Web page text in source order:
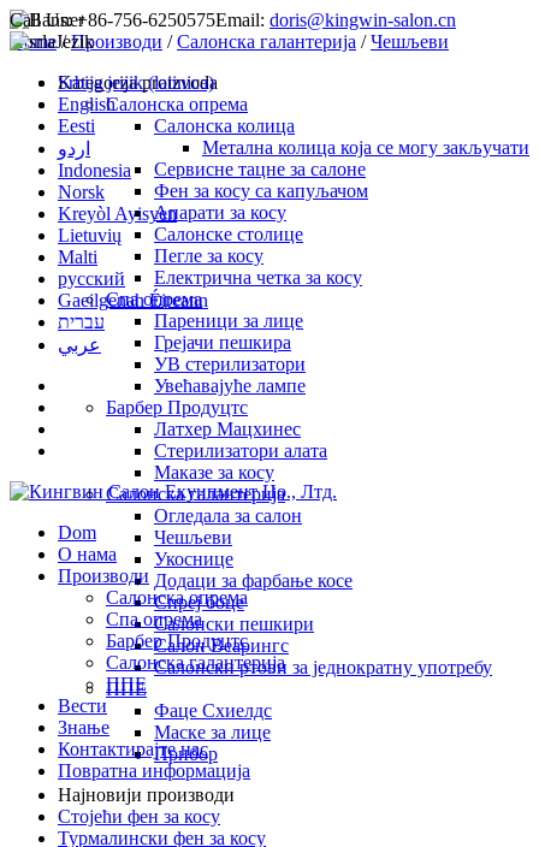
Call Us: +86-756-6250575Email: doris@kingwin-salon.cn
Jezik
Srbija jezik (latinica)
English
Eesti
اردو
Indonesia
Norsk
Kreyòl Ayisyen
Lietuvių
Malti
русский
Gaeilgenah Éireann
עברית
عربي
Dom
О нама
Производи
Салонска опрема
Спа опрема
Барбер Продуцтс
Салонска галантерија
ППЕ
Вести
Знање
Контактирајте нас
Повратна информација
Home/Производи /Салонска галантерија /Чешљеви
Kategorija proizvoda
Салонска опрема
Салонска колица
Метална колица која се могу закључати
Сервисне тацне за салоне
Фен за косу са капуљачом
Апарати за косу
Салонске столице
Пегле за косу
Електрична четка за косу
Спа опрема
Пареници за лице
Грејачи пешкира
УВ стерилизатори
Увећавајуће лампе
Барбер Продуцтс
Латхер Мацхинес
Стерилизатори алата
Маказе за косу
Салонска галантерија
Огледала за салон
Чешљеви
Укоснице
Додаци за фарбање косе
Спреј боце
Салонски пешкири
Салон Веарингс
Салонски ртови за једнократну употребу
ППЕ
Фаце Схиелдс
Маске за лице
Прибор
Најновији производи
Стојећи фен за косу
Турмалински фен за косу